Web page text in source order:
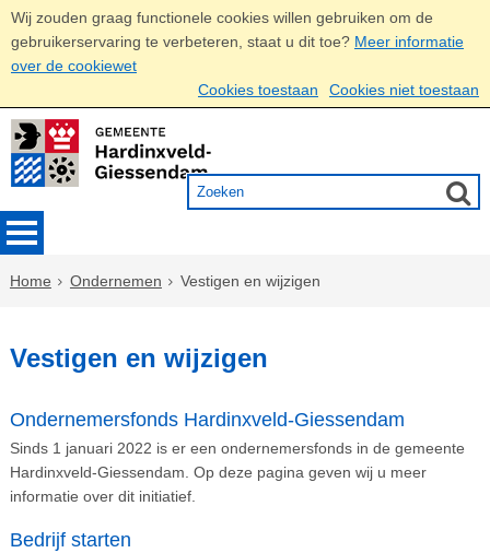
Wij zouden graag functionele cookies willen gebruiken om de
gebruikerservaring te verbeteren, staat u dit toe? Meer informatie
over de cookiewet
Cookies toestaan
Cookies niet toestaan
Home Ondernemen Vestigen en wijzigen
Vestigen en wijzigen
Ondernemersfonds Hardinxveld-Giessendam
Sinds 1 januari 2022 is er een ondernemersfonds in de gemeente
Hardinxveld-Giessendam. Op deze pagina geven wij u meer
informatie over dit initiatief.
Bedrijf starten